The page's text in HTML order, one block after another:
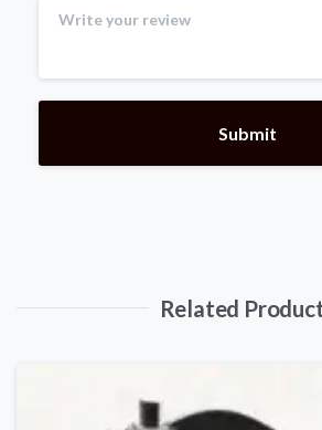
Related